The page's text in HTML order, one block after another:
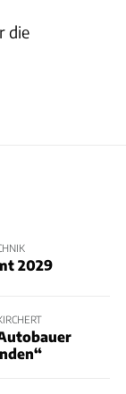
die
2029